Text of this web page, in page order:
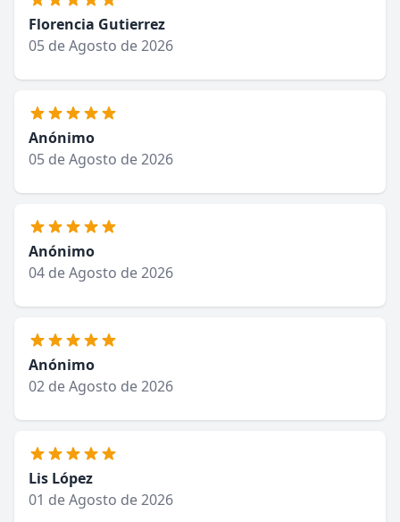
Florencia Gutierrez
05 de Agosto de 2026
Anónimo
05 de Agosto de 2026
Anónimo
04 de Agosto de 2026
Anónimo
02 de Agosto de 2026
Lis López
01 de Agosto de 2026